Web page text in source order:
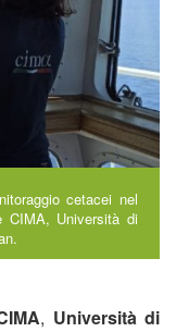
cetacei nel
CIMA, Università di
, Università di